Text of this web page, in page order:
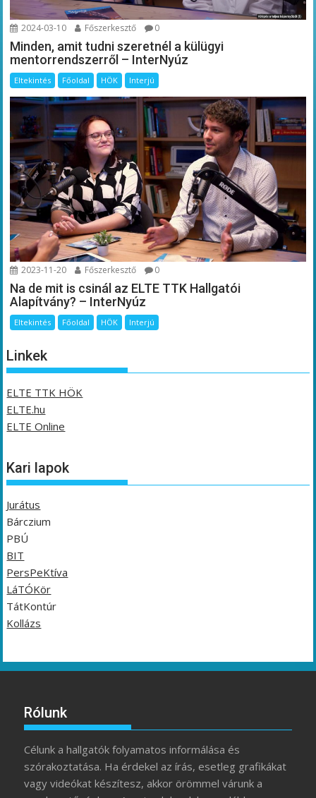
2024-03-10 Főszerkesztő 0
Minden, amit tudni szeretnél a külügyi
mentorrendszerről – InterNyúz
Eltekintés Főoldal HÖK Interjú
2023-11-20 Főszerkesztő 0
Na de mit is csinál az ELTE TTK Hallgatói
Alapítvány? – InterNyúz
Eltekintés Főoldal HÖK Interjú
Linkek
ELTE TTK HÖK
ELTE.hu
ELTE Online
Kari lapok
Jurátus
Bárczium
PBÚ
BIT
PersPeKtíva
LáTÓKör
TátKontúr
Kollázs
Rólunk
Célunk a hallgatók folyamatos informálása és
szórakoztatása. Ha érdekel az írás, esetleg grafikákat
vagy videókat készítesz, akkor örömmel várunk a